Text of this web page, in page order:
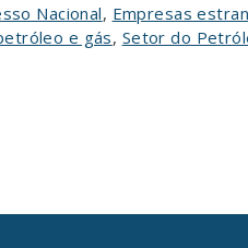
Nacional, Empresas
e gás, Setor do